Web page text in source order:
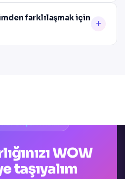
farklılaşmak için
WOW
taşıyalım